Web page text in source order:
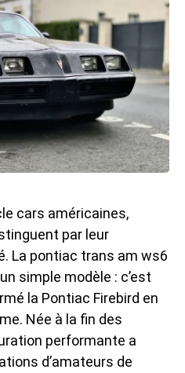
cars américaines,
par leur
La pontiac trans am ws6
simple modèle : c’est
la Pontiac Firebird en
Née à la fin des
performante a
d’amateurs de